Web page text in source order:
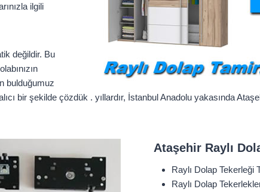
ilgili
değildir. Bu
bulduğumuz
bir şekilde çözdük . yıllardır, İstanbul Anadolu yakasında
Ataşehir Raylı
Raylı Dolap Tekerleği
Raylı Dolap